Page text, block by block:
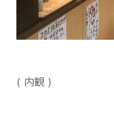
( 内観 )